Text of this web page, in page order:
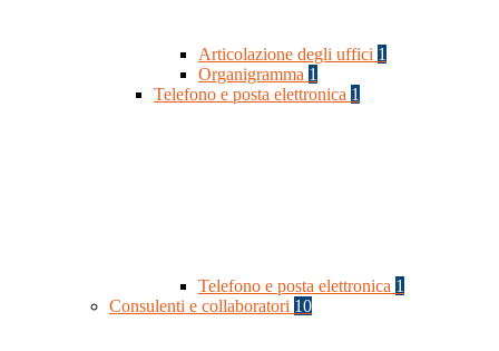
Articolazione degli uffici 1
Organigramma 1
Telefono e posta elettronica 1
Telefono e posta elettronica 1
Consulenti e collaboratori 10